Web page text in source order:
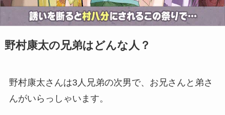
野村康太の兄弟はどんな人？
野村康太さんは3人兄弟の次男で、お兄さんと弟さ
んがいらっしゃいます。